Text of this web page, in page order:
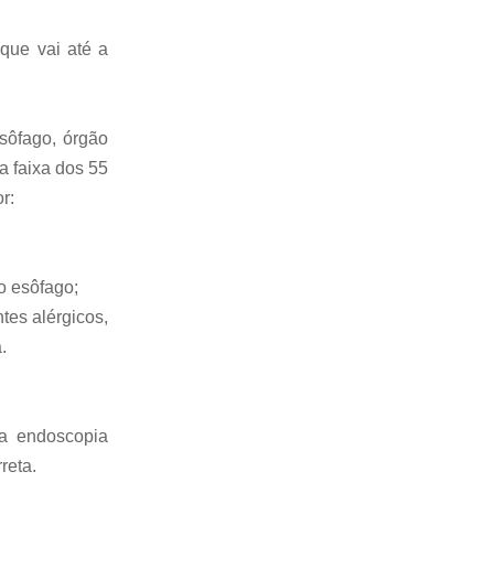
vai até a
órgão
faixa dos 55
esôfago;⠀
alérgicos,
endoscopia